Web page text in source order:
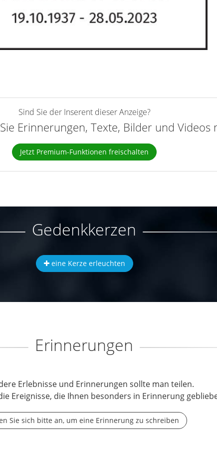
Sind Sie der Inserent dieser Anzeige?
Erinnerungen, Texte, Bilder und
Jetzt Premium-Funktionen freischalten
Gedenkkerzen
eine Kerze erleuchten
Erinnerungen
Erlebnisse und Erinnerungen sollte man teilen.
Ereignisse, die Ihnen besonders in Erinnerung
Sie sich bitte an, um eine Erinnerung zu schreiben